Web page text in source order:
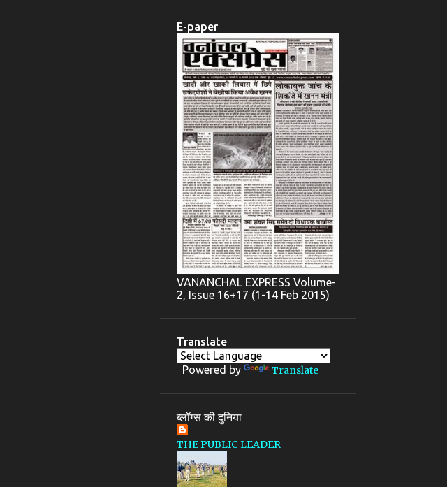
E-paper
VANANCHAL EXPRESS Volume-
2, Issue 16+17 (1-14 Feb 2015)
Translate
Powered by Translate
ब्लॉग्स की दुनिया
THE PUBLIC LEADER